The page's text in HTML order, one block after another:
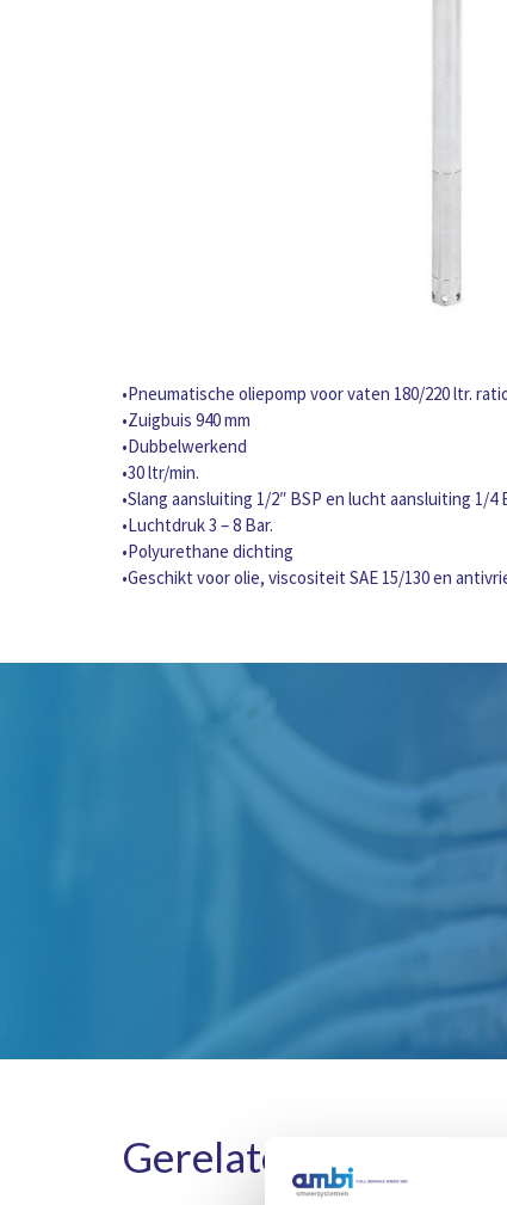
•Pneumatische oliepomp voor vaten 180/220 ltr.
•Zuigbuis 940 mm
•Dubbelwerkend
•30 ltr/min.
•Slang aansluiting 1/2″ BSP en lucht aansluiting 1/4
•Luchtdruk 3 – 8 Bar.
•Polyurethane dichting
•Geschikt voor olie, viscositeit SAE 15/130 en
Gerelateerde